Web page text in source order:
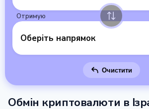
Отримую
Оберіть напрямок
Очистити
Обмін криптовалюти в